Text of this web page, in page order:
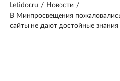
Letidor.ru / Новости /
В Минпросвещения
сайты не дают достойные